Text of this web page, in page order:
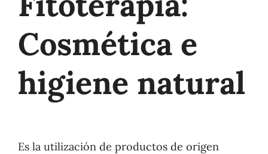
Cosmética e
higiene natural
Es la utilización de productos de origen